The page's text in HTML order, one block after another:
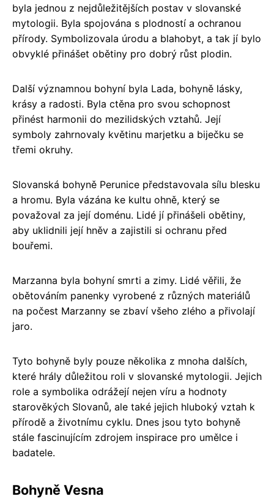
byla jednou z nejdůležitějších postav v slovanské
mytologii. Byla spojována s plodností a ochranou
přírody. Symbolizovala úrodu a blahobyt, a tak jí bylo
obvyklé přinášet obětiny pro dobrý růst plodin.
Další významnou bohyní byla Lada, bohyně lásky,
krásy a radosti. Byla ctěna pro svou schopnost
přinést harmonii do mezilidských vztahů. Její
symboly zahrnovaly květinu marjetku a biječku se
třemi okruhy.
Slovanská bohyně Perunice představovala sílu blesku
a hromu. Byla vázána ke kultu ohně, který se
považoval za její doménu. Lidé jí přinášeli obětiny,
aby uklidnili její hněv a zajistili si ochranu před
bouřemi.
Marzanna byla bohyní smrti a zimy. Lidé věřili, že
obětováním panenky vyrobené z různých materiálů
na počest Marzanny se zbaví všeho zlého a přivolají
jaro.
Tyto bohyně byly pouze několika z mnoha dalších,
které hrály důležitou roli v slovanské mytologii. Jejich
role a symbolika odrážejí nejen víru a hodnoty
starověkých Slovanů, ale také jejich hluboký vztah k
přírodě a životnímu cyklu. Dnes jsou tyto bohyně
stále fascinujícím zdrojem inspirace pro umělce i
badatele.
Bohyně Vesna